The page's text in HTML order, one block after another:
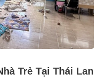
Trẻ Tại Thái Lan